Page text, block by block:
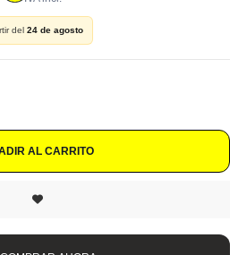
del 24 de agosto
AL CARRITO